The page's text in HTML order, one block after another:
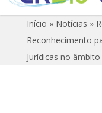
Início » Notícias »
Reconhecimento
Jurídicas no